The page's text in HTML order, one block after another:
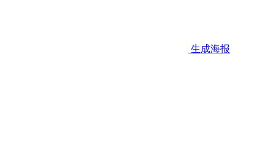
生成海报